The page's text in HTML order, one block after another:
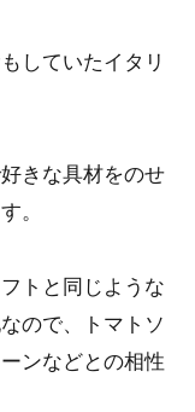
していたイタリ
きな具材をのせ
。
トと同じような
ので、トマトソ
ンなどとの相性